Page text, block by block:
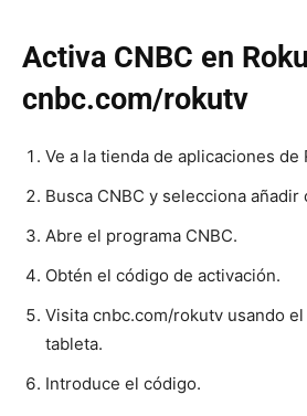
Activa CNBC en
cnbc.com/rokutv
Ve a la tienda de aplicaciones de
Busca CNBC y selecciona añadir
Abre el programa CNBC.
Obtén el código de activación.
Visita cnbc.com/rokutv usando
tableta.
Introduce el código.